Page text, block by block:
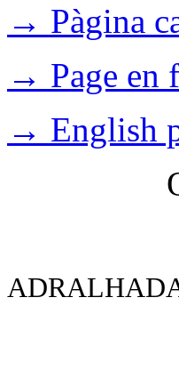
→ Pàgina
→ Page en
→ English